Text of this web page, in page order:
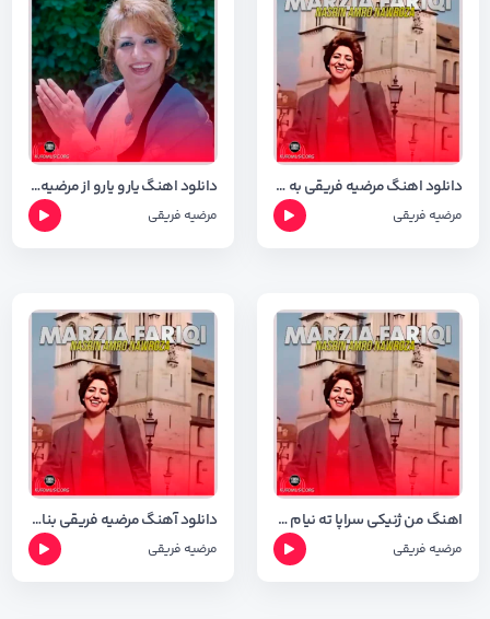
دانلود اهنگ مرضیه فریقی به نام ای رفیقانم گوی راگرن با کیفیت ۳۲۰
مرضیه فریقی
دانلود اهنگ یارو یارو از مرضیه فه ریقی با کیفیت ۳۲۰
مرضیه فریقی
اهنگ من ژنیکی سراپا ته نیام با صدای مرضیه فریقی️
مرضیه فریقی
دانلود آهنگ مرضیه فریقی بنام لانک لانک لانکوله
مرضیه فریقی